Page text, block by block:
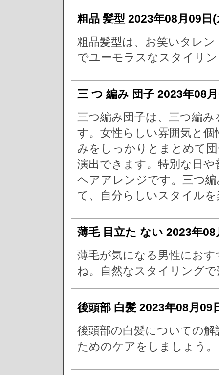
粗品 髪型 2023年08月09日
粗品髪型は、お笑いタレ
でユーモラスなスタイリ
三 つ 編み 団子 2023年08
三つ編み団子は、三つ編
す。女性らしい雰囲気と
みをしっかりとまとめて
演出できます。特別な日
ヘアアレンジです。三つ
て、自分らしいスタイル
薄毛 目立た ない 2023年
薄毛が気になる男性にお
ね。自然なスタイリング
後頭部 白髪 2023年08月09
後頭部の白髪についての
ためのケアをしましょう。